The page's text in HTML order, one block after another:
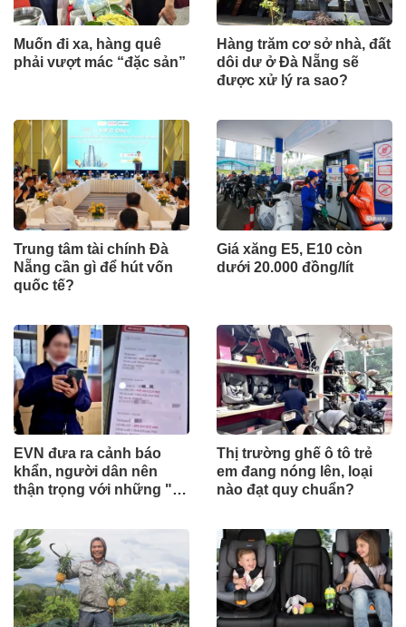
Muốn đi xa, hàng quê
phải vượt mác “đặc sản”
Hàng trăm cơ sở nhà, đất
dôi dư ở Đà Nẵng sẽ
được xử lý ra sao?
Trung tâm tài chính Đà
Nẵng cần gì để hút vốn
quốc tế?
Giá xăng E5, E10 còn
dưới 20.000 đồng/lít
EVN đưa ra cảnh báo
khẩn, người dân nên
thận trọng với những "tin
Thị trường ghế ô tô trẻ
em đang nóng lên, loại
nào đạt quy chuẩn?